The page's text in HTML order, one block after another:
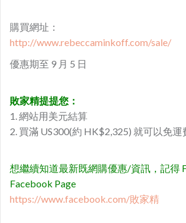
購買網址：
http://www.rebeccaminkoff.com/sale/
優惠期至 9 月 5 日
敗家精提提您：
1. 網站用美元結算
2. 買滿 US300(約 HK$2,325) 就可以免運
想繼續知道最新既網購優惠/資訊，記得
Facebook Page
https://www.facebook.com/敗家精